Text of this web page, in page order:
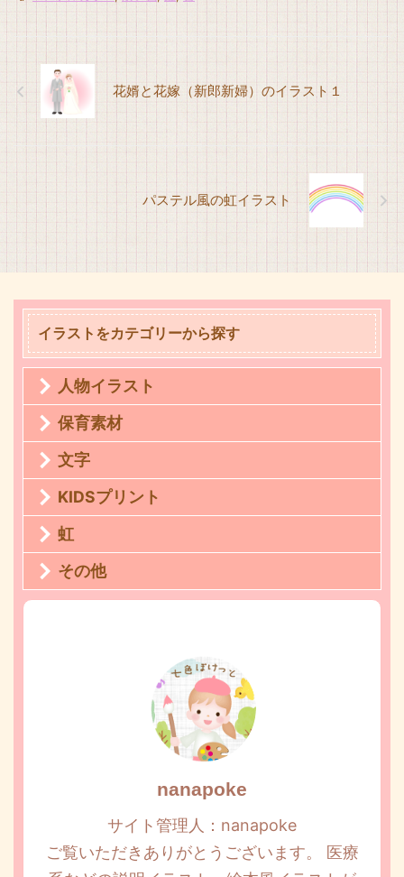
花婿と花嫁（新郎新婦）のイラスト１
パステル風の虹イラスト
イラストをカテゴリーから探す
人物イラスト
保育素材
文字
KIDSプリント
虹
その他
nanapoke
サイト管理人：nanapoke
ご覧いただきありがとうございます。 医療